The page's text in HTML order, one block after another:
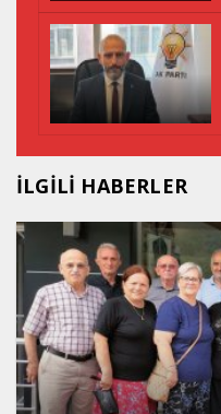
İLGİLİ HABERLER